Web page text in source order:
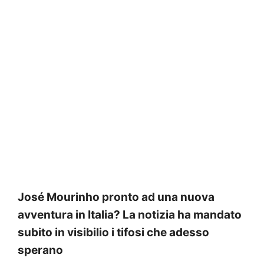
José Mourinho pronto ad una nuova
avventura in Italia? La notizia ha mandato
subito in visibilio i tifosi che adesso
sperano